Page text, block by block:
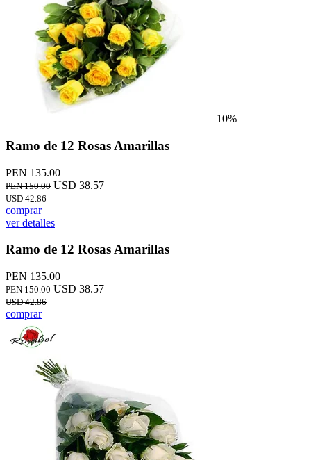
10%
Ramo de 12 Rosas Amarillas
PEN 135.00
PEN 150.00 USD 38.57
USD 42.86
comprar
ver detalles
Ramo de 12 Rosas Amarillas
PEN 135.00
PEN 150.00 USD 38.57
USD 42.86
comprar